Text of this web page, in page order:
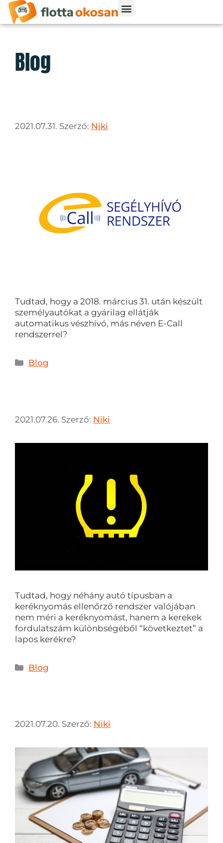
Blog
2021.07.31. Szerző: Niki
Tudtad, hogy a 2018. március 31. után készült
személyautókat a gyárilag ellátják
automatikus vészhívó, más néven E-Call
rendszerrel?
Blog
2021.07.26. Szerző: Niki
Tudtad, hogy néhány autó típusban a
keréknyomás ellenőrző rendszer valójában
nem méri a keréknyomást, hanem a kerekek
fordulatszám különbségéből “következtet” a
lapos kerékre?
Blog
2021.07.20. Szerző: Niki